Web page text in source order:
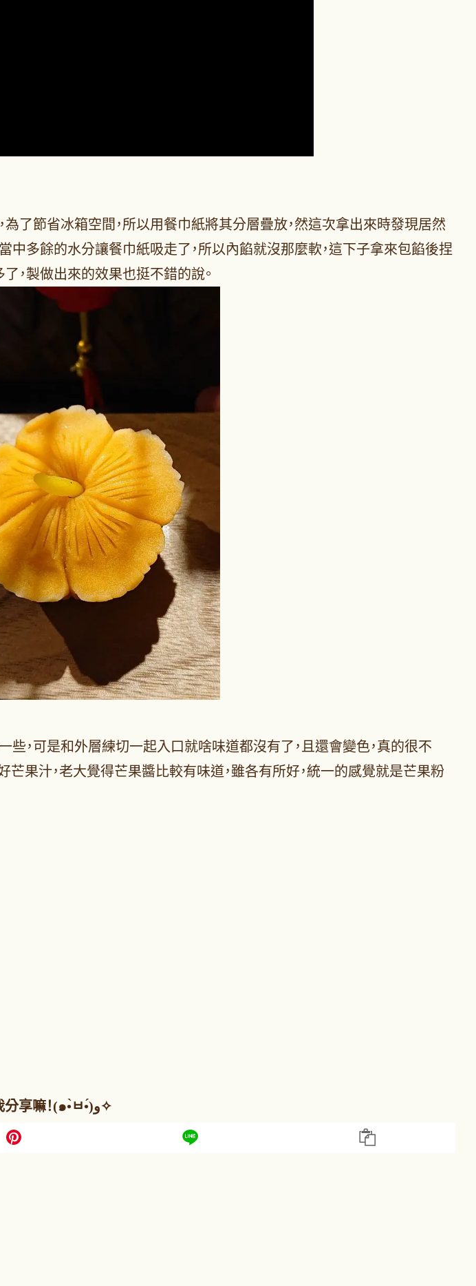
為了節省冰箱空間，所以用餐巾紙將其分層疊放，然這次拿出來時發現居然
多餘的水分讓餐巾紙吸走了，所以內餡就沒那麼軟，這下子拿來包餡後捏
，製做出來的效果也挺不錯的說。
，可是和外層練切一起入口就啥味道都沒有了，且還會變色，真的很不
果汁，老大覺得芒果醬比較有味道，雖各有所好，統一的感覺就是芒果粉
喜歡的話，幫我分享嘛！(๑•̀ㅂ•́)و✧